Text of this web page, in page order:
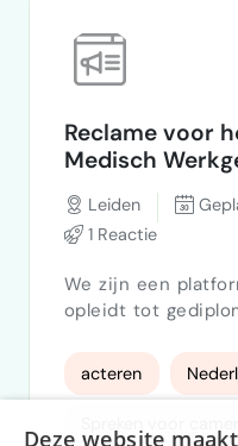
Reclame voor
Medisch
Leiden
1 Reactie
We zijn een
opleidt tot
secretaresse) en
acteren
Deze website